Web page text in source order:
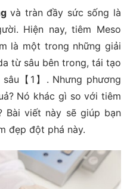
và tràn đầy sức sống là
Hiện nay, tiêm Meso
là một trong những giải
từ sâu bên trong, tái tạo
【1】. Nhưng phương
Nó khác gì so với tiêm
Bài viết này sẽ giúp bạn
đẹp đột phá này.